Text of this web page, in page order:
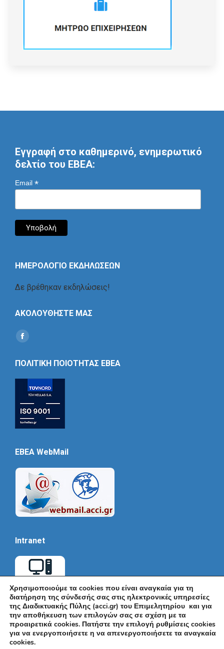
Εγγραφή στο καθημερινό, ενημερωτικό
δελτίο του ΕΒΕΑ:
Email *
ΗΜΕΡΟΛΟΓΙΟ ΕΚΔΗΛΩΣΕΩΝ
Δε βρέθηκαν εκδηλώσεις!
ΑΚΟΛΟΥΘΗΣΤΕ ΜΑΣ
Find us on:
Social
ΠΟΛΙΤΙΚΗ ΠΟΙΟΤΗΤΑΣ ΕΒΕΑ
EBEA WebMail
Intranet
© Εμπορικό και Βιομηχανικό Επιμελητήριο Αθηνών 2026 |
Χρησιμοποιούμε τα cookies που είναι αναγκαία για τη
διατήρηση της σύνδεσής σας στις ηλεκτρονικές υπηρεσίες
της Διαδικτυακής Πύλης (acci.gr) του Επιμελητηρίου και για
την αποθήκευση των επιλογών σας σε σχέση με τα
προαιρετικά cookies. Πατήστε την επιλογή ρυθμίσεις cookies
για να ενεργοποιήσετε η να απενεργοποιήσετε τα αναγκαία
cookies.